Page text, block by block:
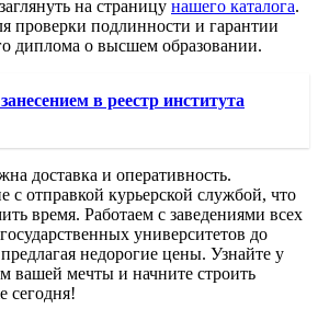
на страницу нашего каталога.
проверки подлинности и гарантии
диплома о высшем образовании.
в реестр института
доставка и оперативность.
отправкой курьерской службой, что
время. Работаем с заведениями всех
университетов до
недорогие цены. Узнайте у
вашей мечты и начните строить
сегодня!